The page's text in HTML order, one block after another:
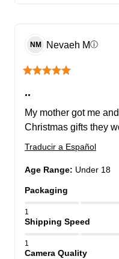
NM Nevaeh Mⓘ
..
My mother got me
Christmas gifts they
Traducir a Español
Age Range: Under 18
Packaging
1
Shipping Speed
1
Camera Quality